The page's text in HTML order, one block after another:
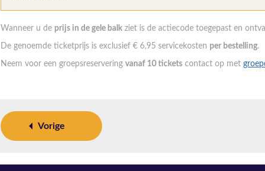
Wanneer u de prijs in de gele balk ziet is de actiecode toegepast en
De genoemde ticketprijs is exclusief € 6,95 servicekosten per bestelling.
Neem voor een groepsreservering vanaf 10 tickets contact op met
Vorige